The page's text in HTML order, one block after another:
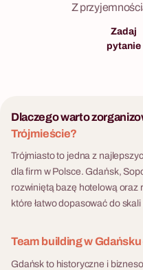
Z
Zadaj
pytanie
Dlaczego warto
Trójmieście?
Trójmiasto to jedna z
dla firm w Polsce. Gdańsk,
rozwiniętą bazę hotelową
które łatwo dopasować do
Team building w Gdańsku
Gdańsk to historyczne i